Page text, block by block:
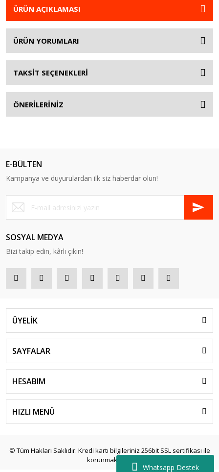
Whatsapp Destek
ÜRÜN AÇIKLAMASI
ÜRÜN YORUMLARI
TAKSİT SEÇENEKLERİ
ÖNERİLERİNİZ
E-BÜLTEN
Kampanya ve duyurulardan ilk siz haberdar olun!
SOSYAL MEDYA
Bizi takip edin, kârlı çıkın!
ÜYELİK
SAYFALAR
HESABIM
HIZLI MENÜ
© Tüm Hakları Saklıdır. Kredi kartı bilgileriniz 256bit SSL sertifikası ile
korunmaktadır.